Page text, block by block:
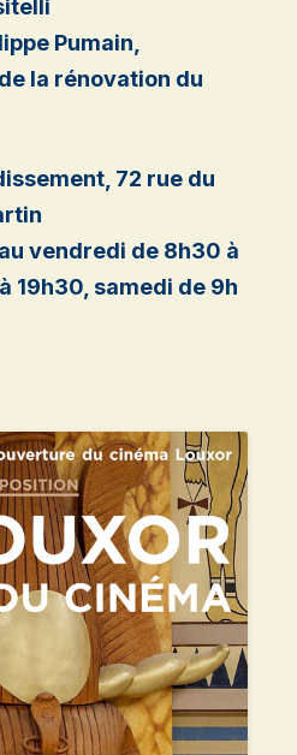
Pumain,
la rénovation du
72 rue du
vendredi de 8h30 à
19h30, samedi de 9h